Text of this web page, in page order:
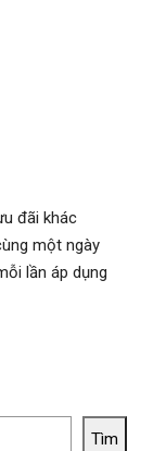
đãi khác
một ngày
lần áp dụng
Tìm